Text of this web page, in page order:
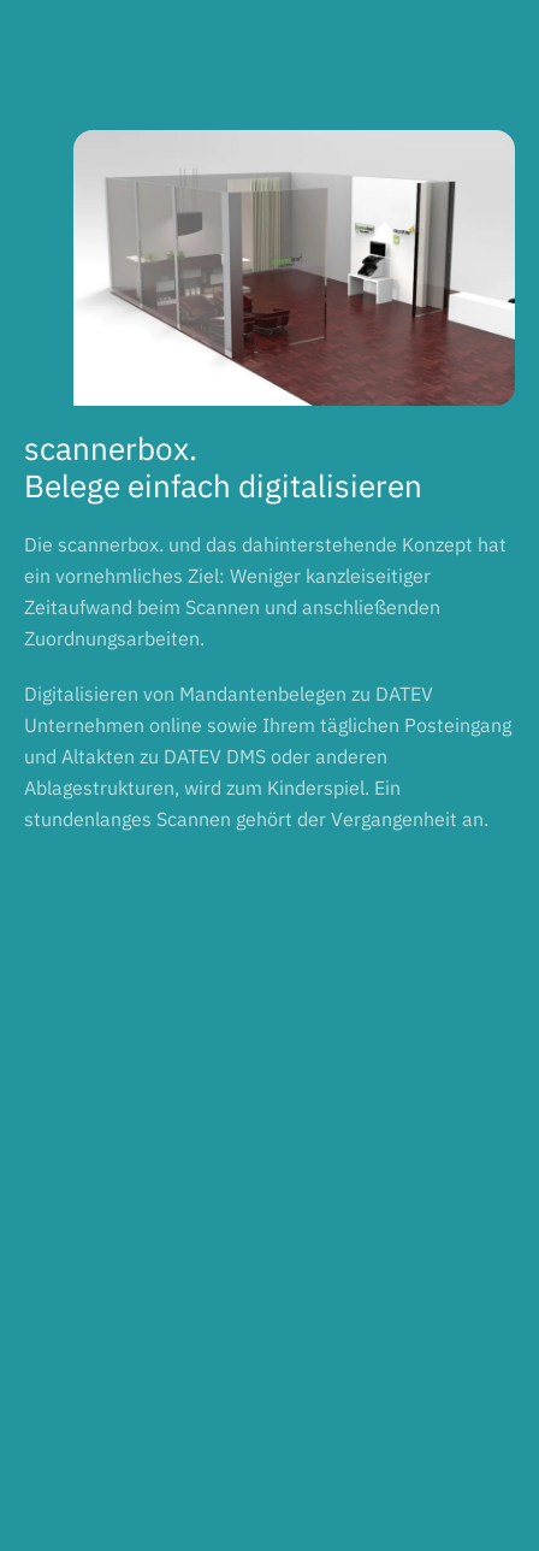
scannerbox.
Belege einfach digitalisieren
Die scannerbox. und das dahinterstehende Konzept hat
ein vornehmliches Ziel: Weniger kanzleiseitiger
Zeitaufwand beim Scannen und anschließenden
Zuordnungsarbeiten.
Digitalisieren von Mandantenbelegen zu DATEV
Unternehmen online sowie Ihrem täglichen Posteingang
und Altakten zu DATEV DMS oder anderen
Ablagestrukturen, wird zum Kinderspiel. Ein
stundenlanges Scannen gehört der Vergangenheit an.